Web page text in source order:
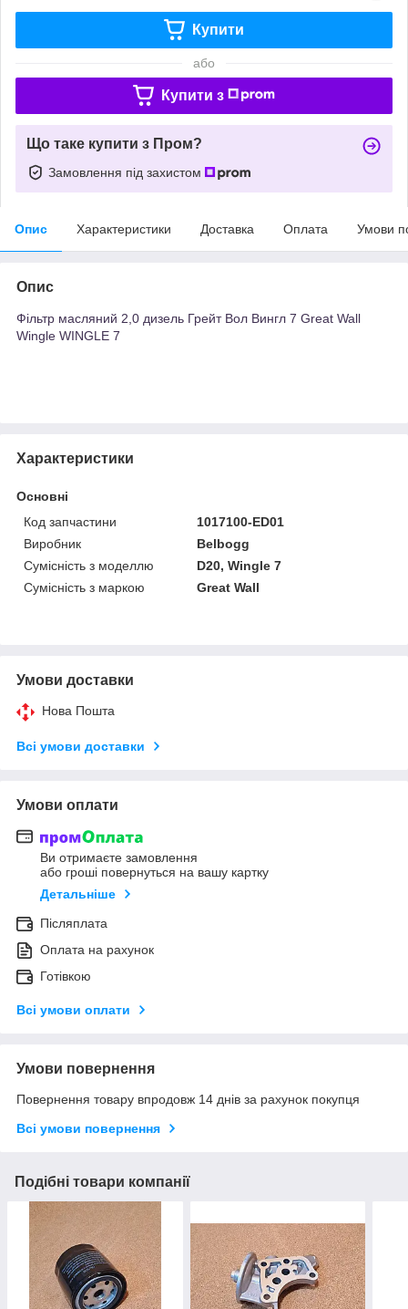
Купити
або
Купити з
Що таке купити з Пром?
Замовлення під захистом
Опис Характеристики Доставка Оплата Умови
Опис
Фільтр масляний 2,0 дизель Грейт Вол Вингл 7 Great Wall
Wingle WINGLE 7
Характеристики
Основні
Код запчастини
1017100-ED01
Виробник
Belbogg
Сумісність з моделлю
D20, Wingle 7
Сумісність з маркою
Great Wall
Умови доставки
Нова Пошта
Всі умови доставки
Умови оплати
Ви отримаєте замовлення
або гроші повернуться на вашу картку
Детальніше
Післяплата
Оплата на рахунок
Готівкою
Всі умови оплати
Умови повернення
Повернення товару впродовж 14 днів за рахунок покупця
Всі умови повернення
Подібні товари компанії